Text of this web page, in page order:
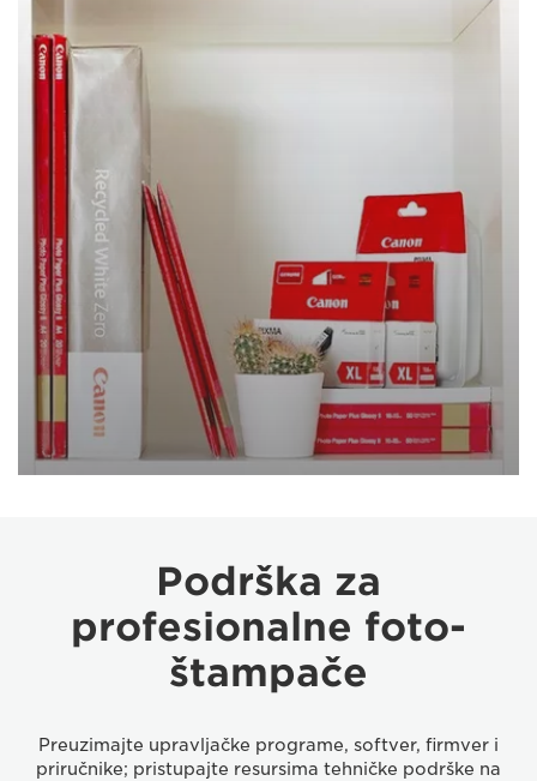
Podrška za
profesionalne foto-
štampače
Preuzimajte upravljačke programe, softver, firmver i
priručnike; pristupajte resursima tehničke podrške na